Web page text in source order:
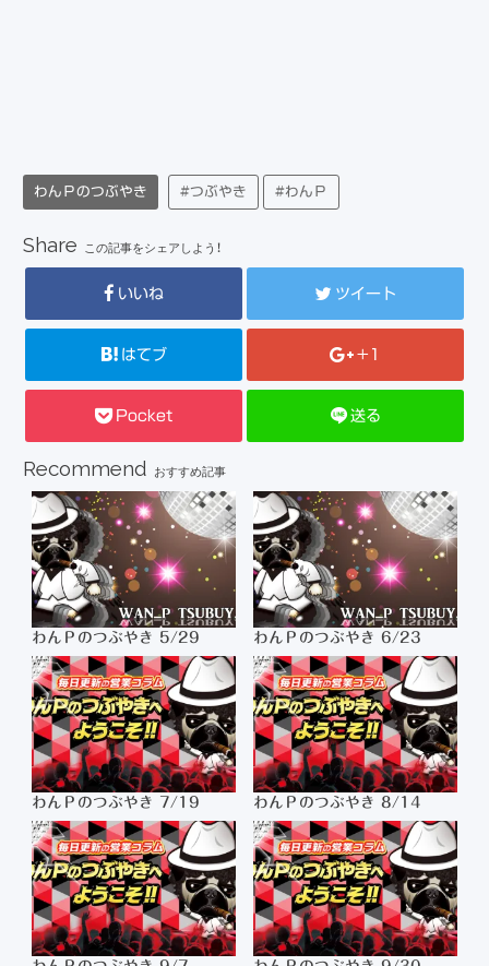
わんＰのつぶやき #つぶやき #わんＰ
Share この記事をシェアしよう！
いいね ツイート
はてブ +1
Pocket 送る
Recommend おすすめ記事
わんＰのつぶやき 5/29 わんＰのつぶやき 6/23
わんＰのつぶやき 7/19 わんＰのつぶやき 8/14